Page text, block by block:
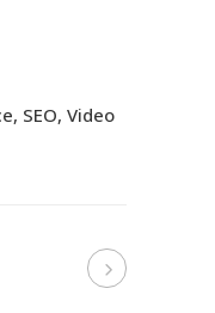
SEO, Video